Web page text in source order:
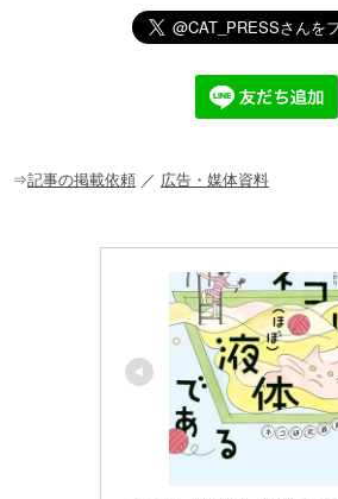
c
o
e
n
a
ck
et
ail
⇒記事の掲載依頼 ／ 広告・媒体資料